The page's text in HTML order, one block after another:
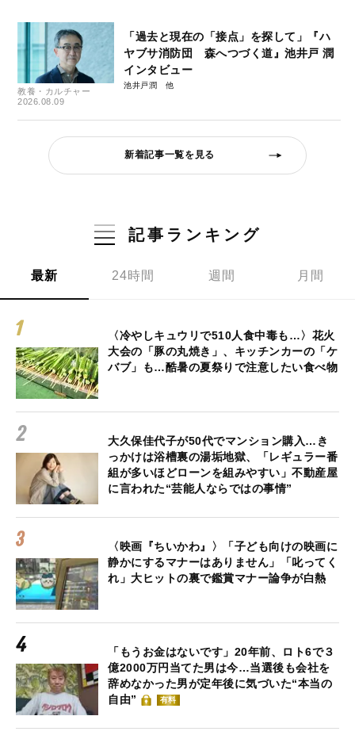
教養・カルチャー
2026.08.09
「過去と現在の「接点」を探して」『ハ
ヤブサ消防団 森へつづく道』池井戸 潤
インタビュー
池井戸潤
新着記事一覧を見る
記事ランキング
最新 24時間 週間 月間
〈冷やしキュウリで510人食中毒も…〉花火
大会の「豚の丸焼き」、キッチンカーの「ケ
バブ」も…酷暑の夏祭りで注意したい食べ物
大久保佳代子が50代でマンション購入…き
っかけは浴槽裏の湯垢地獄、「レギュラー番
組が多いほどローンを組みやすい」不動産屋
に言われた“芸能人ならではの事情”
〈映画『ちいかわ』〉「子ども向けの映画に
静かにするマナーはありません」「叱ってく
れ」大ヒットの裏で鑑賞マナー論争が白熱
「もうお金はないです」20年前、ロト6で３
億2000万円当てた男は今…当選後も会社を
辞めなかった男が定年後に気づいた“本当の
自由”
有料